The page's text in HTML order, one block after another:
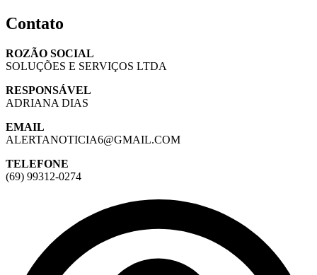
Contato
ROZÃO SOCIAL
SOLUÇÕES E SERVIÇOS LTDA
RESPONSÁVEL
ADRIANA DIAS
EMAIL
ALERTANOTICIA6@GMAIL.COM
TELEFONE
(69) 99312-0274